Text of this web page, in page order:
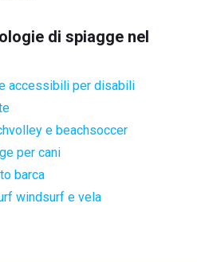
di spiagge nel
accessibili per disabili
e beachsoccer
per cani
barca
windsurf e vela